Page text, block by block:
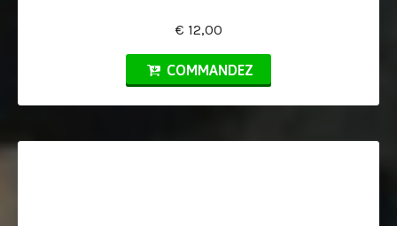
€ 12,00
COMMANDEZ